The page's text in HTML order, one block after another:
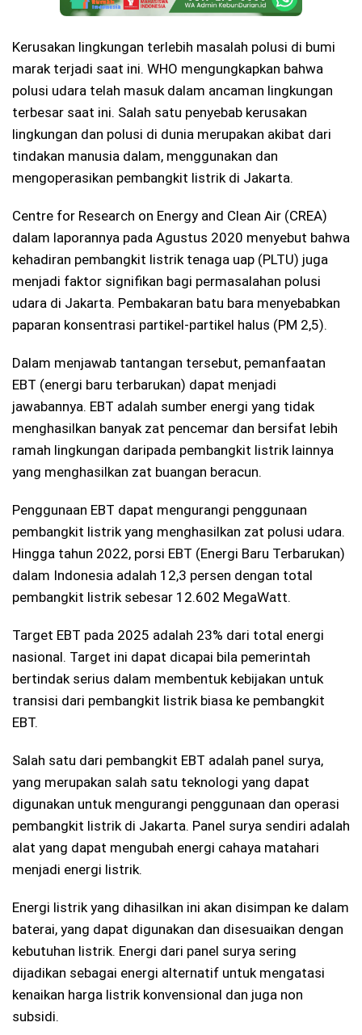
Kerusakan lingkungan terlebih masalah polusi di bumi
marak terjadi saat ini. WHO mengungkapkan bahwa
polusi udara telah masuk dalam ancaman lingkungan
terbesar saat ini. Salah satu penyebab kerusakan
lingkungan dan polusi di dunia merupakan akibat dari
tindakan manusia dalam, menggunakan dan
mengoperasikan pembangkit listrik di Jakarta.
Centre for Research on Energy and Clean Air (CREA)
dalam laporannya pada Agustus 2020 menyebut bahwa
kehadiran pembangkit listrik tenaga uap (PLTU) juga
menjadi faktor signifikan bagi permasalahan polusi
udara di Jakarta. Pembakaran batu bara menyebabkan
paparan konsentrasi partikel-partikel halus (PM 2,5).
Dalam menjawab tantangan tersebut, pemanfaatan
EBT (energi baru terbarukan) dapat menjadi
jawabannya. EBT adalah sumber energi yang tidak
menghasilkan banyak zat pencemar dan bersifat lebih
ramah lingkungan daripada pembangkit listrik lainnya
yang menghasilkan zat buangan beracun.
Penggunaan EBT dapat mengurangi penggunaan
pembangkit listrik yang menghasilkan zat polusi udara.
Hingga tahun 2022, porsi EBT (Energi Baru Terbarukan)
dalam Indonesia adalah 12,3 persen dengan total
pembangkit listrik sebesar 12.602 MegaWatt.
Target EBT pada 2025 adalah 23% dari total energi
nasional. Target ini dapat dicapai bila pemerintah
bertindak serius dalam membentuk kebijakan untuk
transisi dari pembangkit listrik biasa ke pembangkit
EBT.
Salah satu dari pembangkit EBT adalah panel surya,
yang merupakan salah satu teknologi yang dapat
digunakan untuk mengurangi penggunaan dan operasi
pembangkit listrik di Jakarta. Panel surya sendiri adalah
alat yang dapat mengubah energi cahaya matahari
menjadi energi listrik.
Energi listrik yang dihasilkan ini akan disimpan ke dalam
baterai, yang dapat digunakan dan disesuaikan dengan
kebutuhan listrik. Energi dari panel surya sering
dijadikan sebagai energi alternatif untuk mengatasi
kenaikan harga listrik konvensional dan juga non
subsidi.